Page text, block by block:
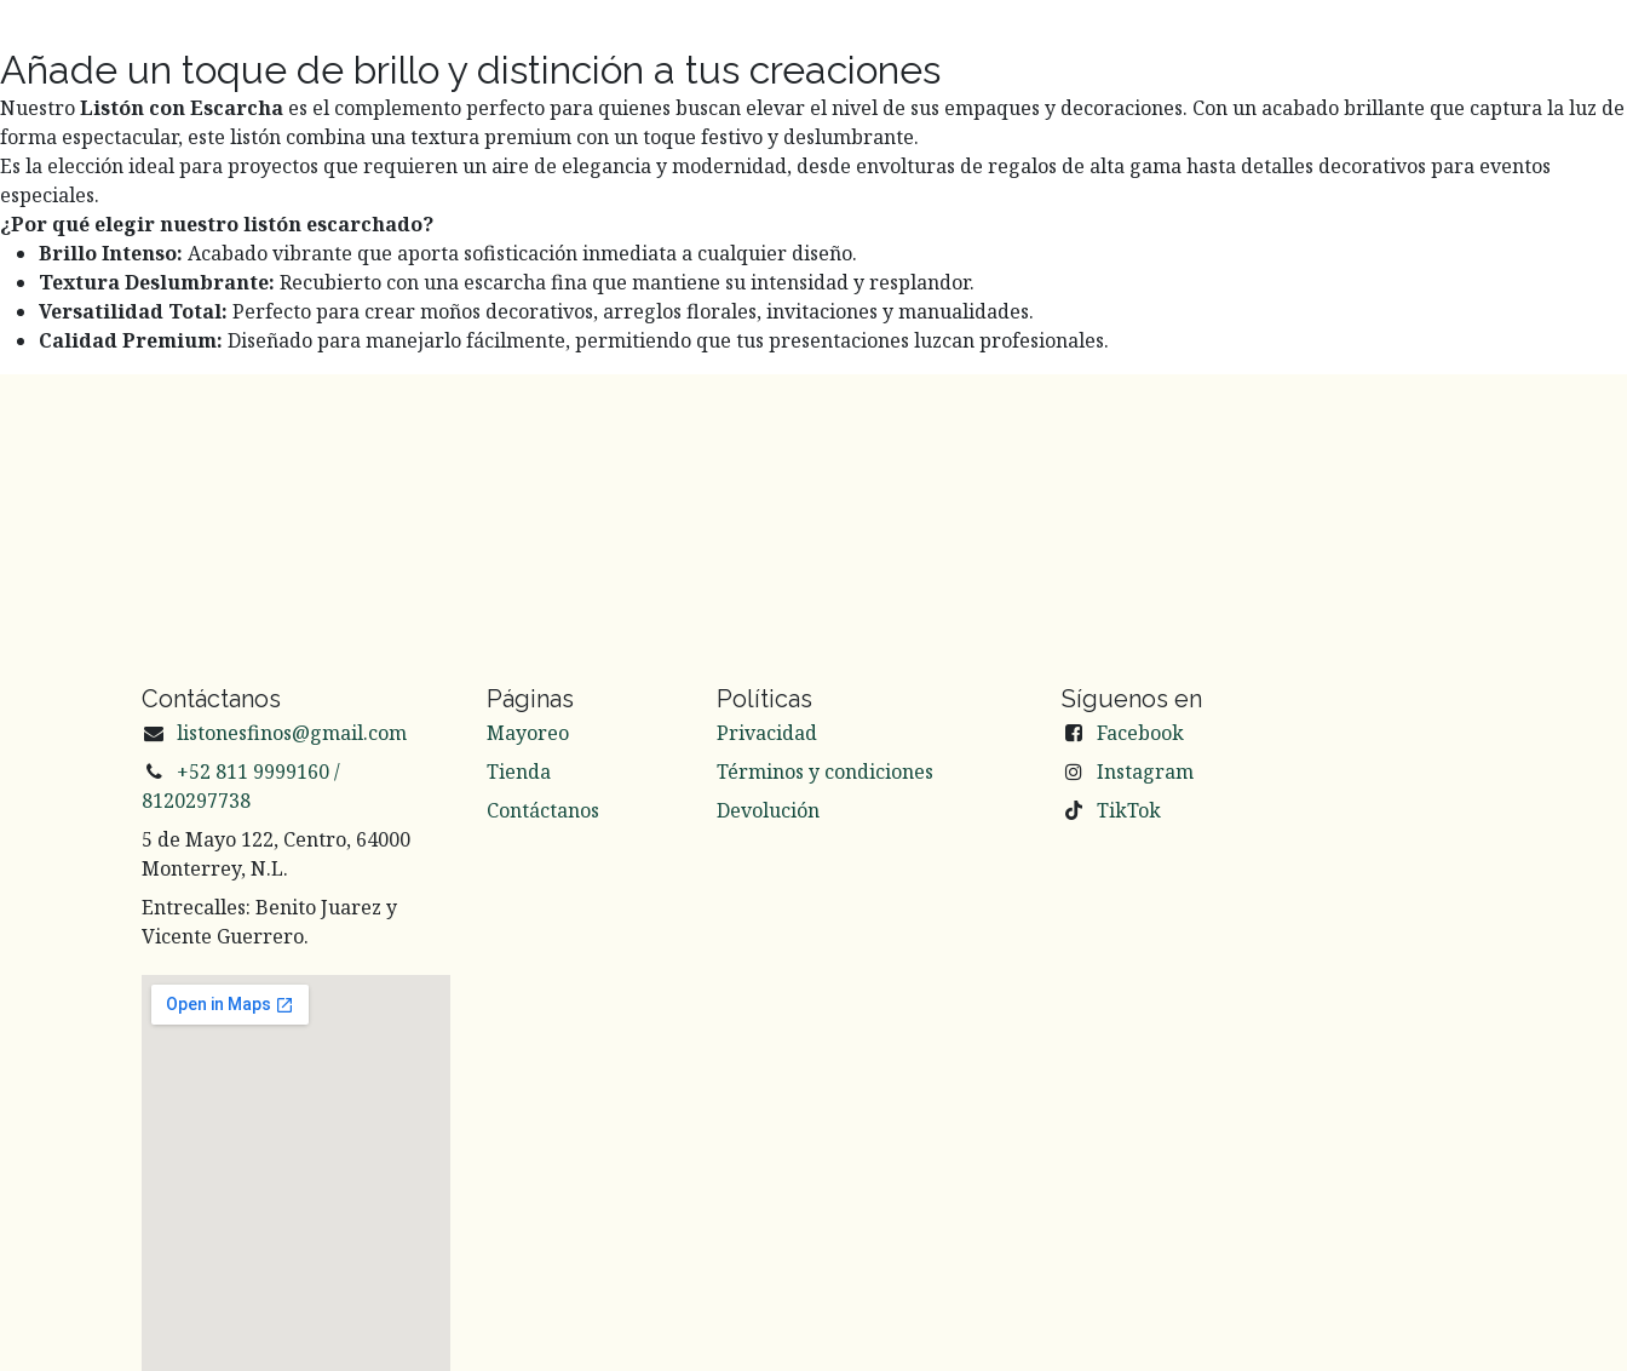
Añade un toque de brillo y distinción a tus creaciones
NuestroListón con Escarcha es el complemento perfecto para quienes buscan elevar el nivel de sus empaques y decoraciones. Con un acabado brillante que captura la luz de
forma espectacular, este listón combina una textura premium con un toque festivo y deslumbrante.
Es la elección ideal para proyectos que requieren un aire de elegancia y modernidad, desde envolturas de regalos de alta gama hasta detalles decorativos para eventos
especiales.
¿Por qué elegir nuestro listón escarchado?
Brillo Intenso: Acabado vibrante que aporta sofisticación inmediata a cualquier diseño.
Textura Deslumbrante: Recubierto con una escarcha fina que mantiene su intensidad y resplandor.
Versatilidad Total: Perfecto para crear moños decorativos, arreglos florales, invitaciones y manualidades.
Calidad Premium: Diseñado para manejarlo fácilmente, permitiendo que tus presentaciones luzcan profesionales.
Contáctanos
listonesfinos@gmail.com
+52 811 9999160 /
8120297738
5 de Mayo 122, Centro, 64000
Monterrey, N.L.
Entrecalles: Benito Juarez y
Vicente Guerrero.
Páginas
Mayoreo
Tienda
Contáctanos
Políticas
Privacidad
Términos y condiciones
Devolución
Síguenos en
Facebook
Instagram
TikTok